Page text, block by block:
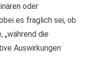
oder
es fraglich sei, ob
„während die
Auswirkungen